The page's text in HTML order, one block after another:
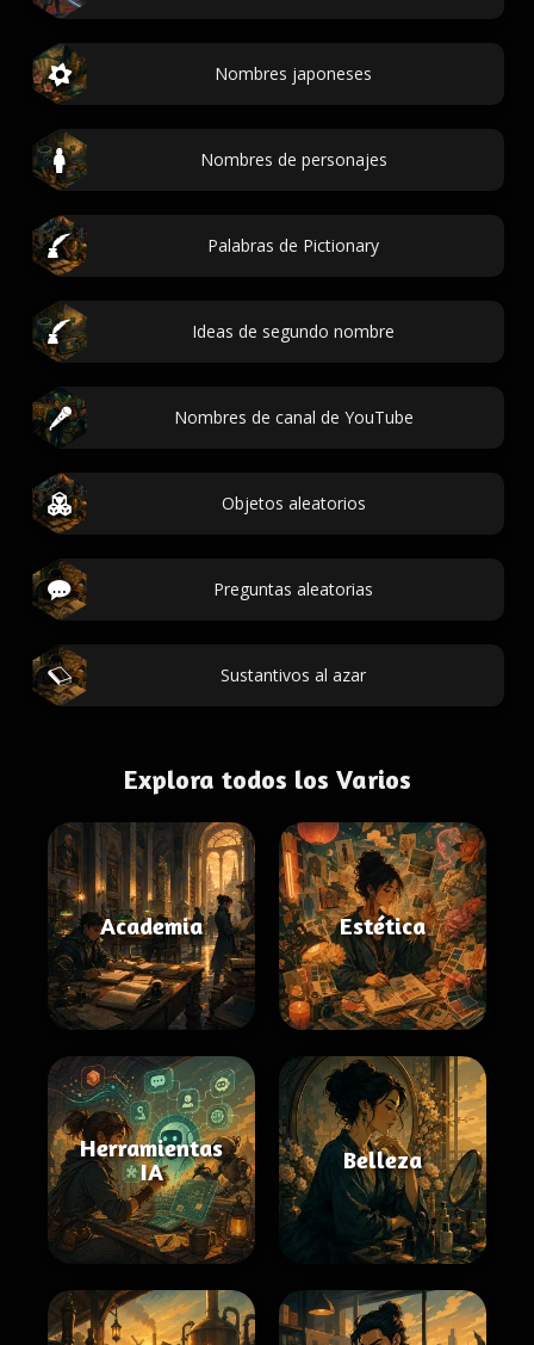
Nombres japoneses
Nombres de personajes
Palabras de Pictionary
Ideas de segundo nombre
Nombres de canal de YouTube
Objetos aleatorios
Preguntas aleatorias
Sustantivos al azar
Explora todos los Varios
Academia Estética
Herramientas
IA
Belleza